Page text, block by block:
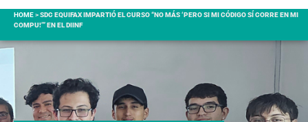
HOME>SDC EQUIFAX IMPARTIÓ EL CURSO “NO MÁS ‘PERO SI MI CÓDIGO SÍ CORRE EN MI
COMPU!’” EN EL DIINF